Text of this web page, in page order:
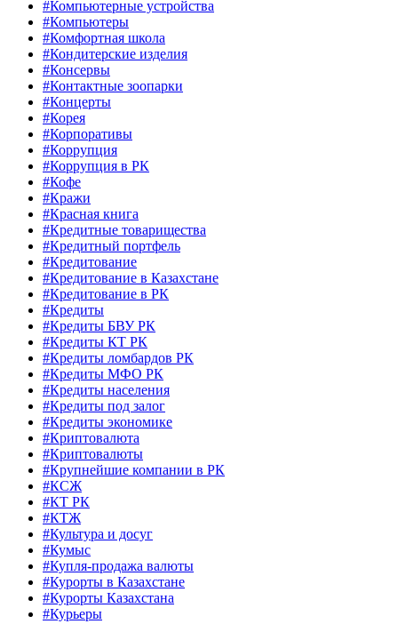
#Компьютерные устройства
#Компьютеры
#Комфортная школа
#Кондитерские изделия
#Консервы
#Контактные зоопарки
#Концерты
#Корея
#Корпоративы
#Коррупция
#Коррупция в РК
#Кофе
#Кражи
#Красная книга
#Кредитные товарищества
#Кредитный портфель
#Кредитование
#Кредитование в Казахстане
#Кредитование в РК
#Кредиты
#Кредиты БВУ РК
#Кредиты КТ РК
#Кредиты ломбардов РК
#Кредиты МФО РК
#Кредиты населения
#Кредиты под залог
#Кредиты экономике
#Криптовалюта
#Криптовалюты
#Крупнейшие компании в РК
#КСЖ
#КТ РК
#КТЖ
#Культура и досуг
#Кумыс
#Купля-продажа валюты
#Курорты в Казахстане
#Курорты Казахстана
#Курьеры